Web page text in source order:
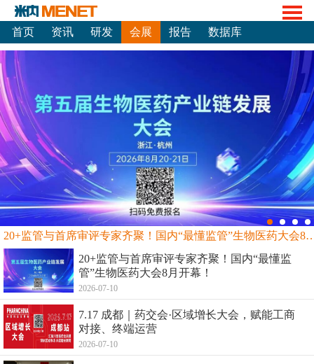
首页 资讯 研发 会展 报告 数据库
20+监管与首席审评专家齐聚！国内“最
20+监管与首席审评专家齐聚！国内“最懂监
管”生物医药大会8月开幕！
2026-07-10
7.17 成都｜药交会·区域增长大会，赋能工商
对接、终端运营
2026-07-10